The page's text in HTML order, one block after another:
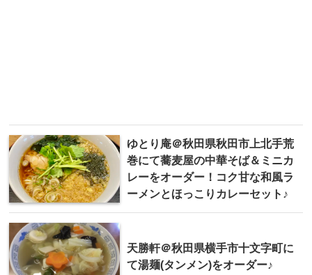
ゆとり庵＠秋田県秋田市上北手荒
巻にて蕎麦屋の中華そば＆ミニカ
レーをオーダー！コク甘な和風ラ
ーメンとほっこりカレーセット♪
天勝軒＠秋田県横手市十文字町に
て湯麺(タンメン)をオーダー♪